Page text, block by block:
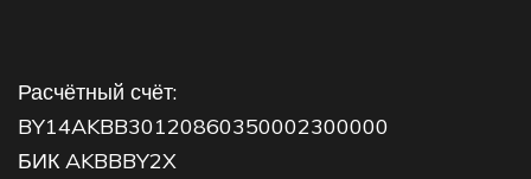
Расчётный счёт:
BY14AKBB30120860350002300000
БИК AKBBBY2X